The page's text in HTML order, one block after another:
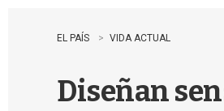
EL PAÍS VIDA ACTUAL
Diseñan